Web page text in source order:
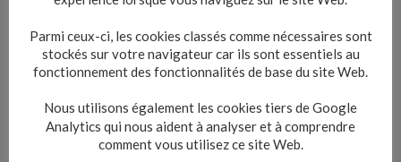
Comment agir seul devant le
tribunal ?
dans un procès civil ?
Comment obtenir une expertise
judiciaire ?
Parmi ceux-ci, les cookies classés comme nécessaires sont
stockés sur votre navigateur car ils sont essentiels au
fonctionnement des fonctionnalités de base du site Web.
Nous utilisons également les cookies tiers de Google
Analytics qui nous aident à analyser et à comprendre
comment vous utilisez ce site Web.